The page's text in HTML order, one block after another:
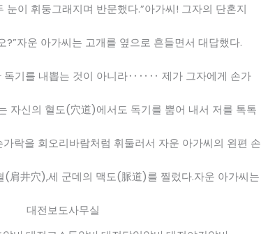
눈이 휘둥그래지며 반문했다.”아가씨! 그자의 단혼지
?”자운 아가씨는 고개를 옆으로 흔들면서 대답했다.
독기를 내뽑는 것이 아니라‥‥‥ 제가 그자에게 손가
자신의 혈도(穴道)에서도 독기를 뿜어 내서 저를 톡톡
락을 회오리바람처럼 휘둘러서 자운 아가씨의 왼편 손
(肩井穴),세 군데의 맥도(脈道)를 찔렀다.자운 아가씨는